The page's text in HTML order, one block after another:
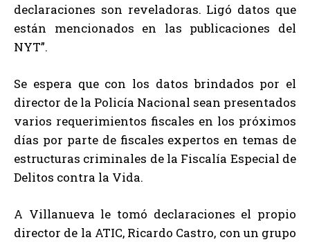
declaraciones son reveladoras. Ligó datos que
están mencionados en las publicaciones del
NYT”.
Se espera que con los datos brindados por el
director de la Policía Nacional sean presentados
varios requerimientos fiscales en los próximos
días por parte de fiscales expertos en temas de
estructuras criminales de la Fiscalía Especial de
Delitos contra la Vida.
A Villanueva le tomó declaraciones el propio
director de la ATIC, Ricardo Castro, con un grupo